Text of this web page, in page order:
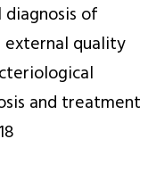
of
external quality
and treatment